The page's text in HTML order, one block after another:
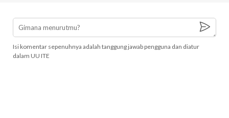
Isi komentar sepenuhnya adalah tanggung jawab pengguna dan diatur
dalam UU ITE